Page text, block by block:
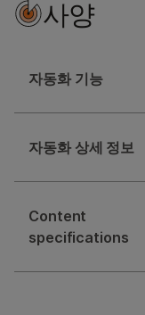
사양
자동화 기능
자동화 상세 정보
Content
specifications